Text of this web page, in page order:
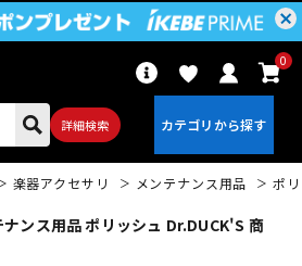
詳細検索
0
楽器アクセサリ メンテナンス用品 ポ
ンス用品 ポリッシュ Dr.DUCK'S 商